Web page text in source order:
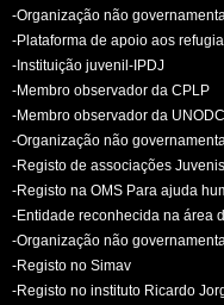
-Organização não
-Plataforma de apoio aos
-Instituição juvenil-IPDJ
-Membro observador da CPLP
-Membro observador da UNODC
-Organização não
-Registo de associações Juvenis
-Registo na OMS Para ajuda
-Entidade reconhecida na área
-Organização não
-Registo no Simav
-Registo no instituto Ricardo